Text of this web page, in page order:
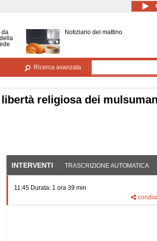
principale
da
Notiziario del mattino
Ricerca avanzata
religiosa dei
INTERVENTI (SCHEDA ATTIVA)
TRASCRIZIONE AUTOMATICA
11:45 Durata: 1 ora 39 min